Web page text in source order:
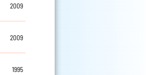
2009
2009
1995